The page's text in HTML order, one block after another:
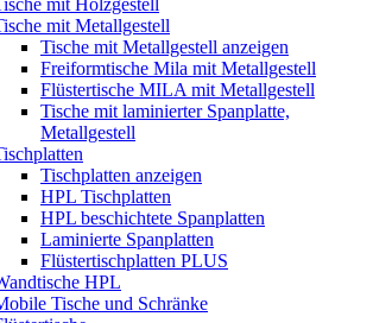
mit Holzgestell
mit Metallgestell
Tische mit Metallgestell anzeigen
Freiformtische Mila mit Metallgestell
Flüstertische MILA mit Metallgestell
Tische mit laminierter Spanplatte,
Metallgestell
Tischplatten anzeigen
HPL Tischplatten
HPL beschichtete Spanplatten
Laminierte Spanplatten
Flüstertischplatten PLUS
HPL
Tische und Schränke